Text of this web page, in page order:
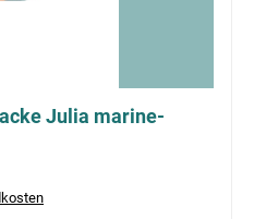
Julia marine-